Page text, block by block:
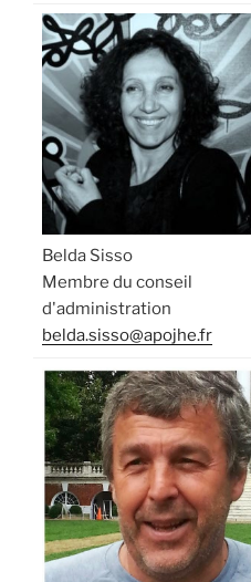
Belda Sisso
Membre du conseil
d'administration
belda.sisso@apojhe.fr